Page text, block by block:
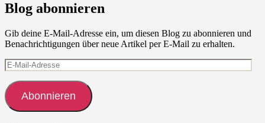
Blog abonnieren
Gib deine E-Mail-Adresse ein, um diesen Blog zu abonnieren und
Benachrichtigungen über neue Artikel per E-Mail zu erhalten.
E-
Mail-
Adresse
Abonnieren